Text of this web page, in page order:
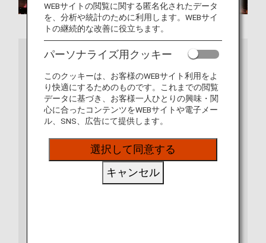
さらに詳しくは
WEBサイトの閲覧に関する匿名化されたデータ
を、分析や統計のために利用します。WEBサイ
トの継続的な改善に役立ちます。
パーソナライズ用クッキー
このクッキーは、お客様のWEBサイト利用をよ
り快適にするためのものです。これまでの閲覧
データに基づき、お客様一人ひとりの興味・関
心に合ったコンテンツをWEBサイトや電子メー
ル、SNS、広告にて提供します。
選択して同意する
キャンセル